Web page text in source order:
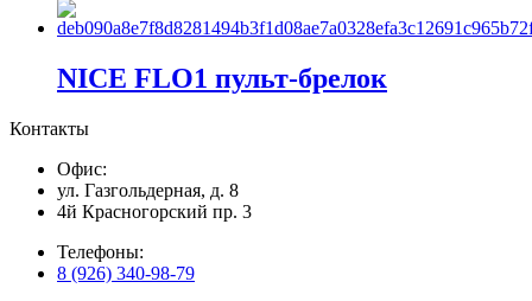
NICE FLO1 пульт-брелок
Контакты
Офис:
ул. Газгольдерная, д. 8
4й Красногорский пр. 3
Телефоны:
8 (926) 340-98-79